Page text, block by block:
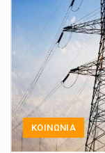
ΚΟΙΝΩΝΙΑ